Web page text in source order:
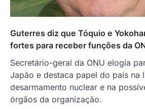
Guterres diz que Tóquio e
fortes para receber funções da
Secretário-geral da ONU elogia
Japão e destaca papel do país na
desarmamento nuclear e na
órgãos da organização.